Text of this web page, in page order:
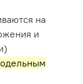
на
и